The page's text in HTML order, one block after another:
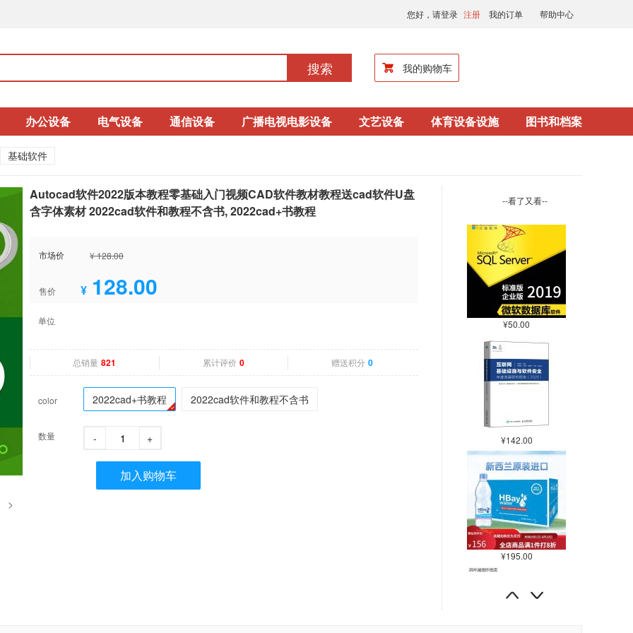
您好，请登录 注册 我的订单 帮助中心
搜索 我的购物车
办公设备 电气设备 通信设备 广播电视电影设备 文艺设备 体育设备设施 图书和档案
基础软件
>
Autocad软件2022版本教程零基础入门视频CAD软件教材教程送cad软件U盘
含字体素材 2022cad软件和教程不含书, 2022cad+书教程
市场价 ¥ 128.00
售价 ¥ 128.00
单位
总销量 821 累计评价 0 赠送积分 0
color 2022cad+书教程 2022cad软件和教程不含书
数量 - +
加入购物车
--看了又看--
¥50.00
¥142.00
¥195.00